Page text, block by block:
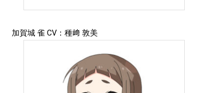
加賀城 雀 CV：種﨑 敦美